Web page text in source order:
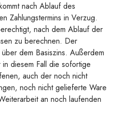
nach Ablauf des
Zahlungstermins in Verzug.
nach dem Ablauf der
zu berechnen. Der
dem Basiszins. Außerdem
diesem Fall die sofortige
auch der noch nicht
noch nicht gelieferte Ware
an noch laufenden